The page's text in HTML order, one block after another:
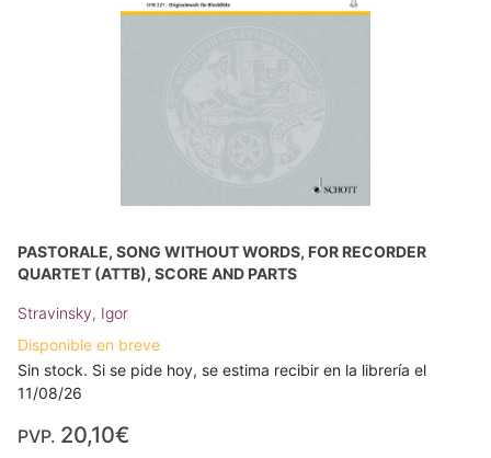
PASTORALE, SONG WITHOUT WORDS, FOR RECORDER
QUARTET (ATTB), SCORE AND PARTS
Stravinsky, Igor
Disponible en breve
Sin stock. Si se pide hoy, se estima recibir en la librería el
11/08/26
PVP. 20,10€